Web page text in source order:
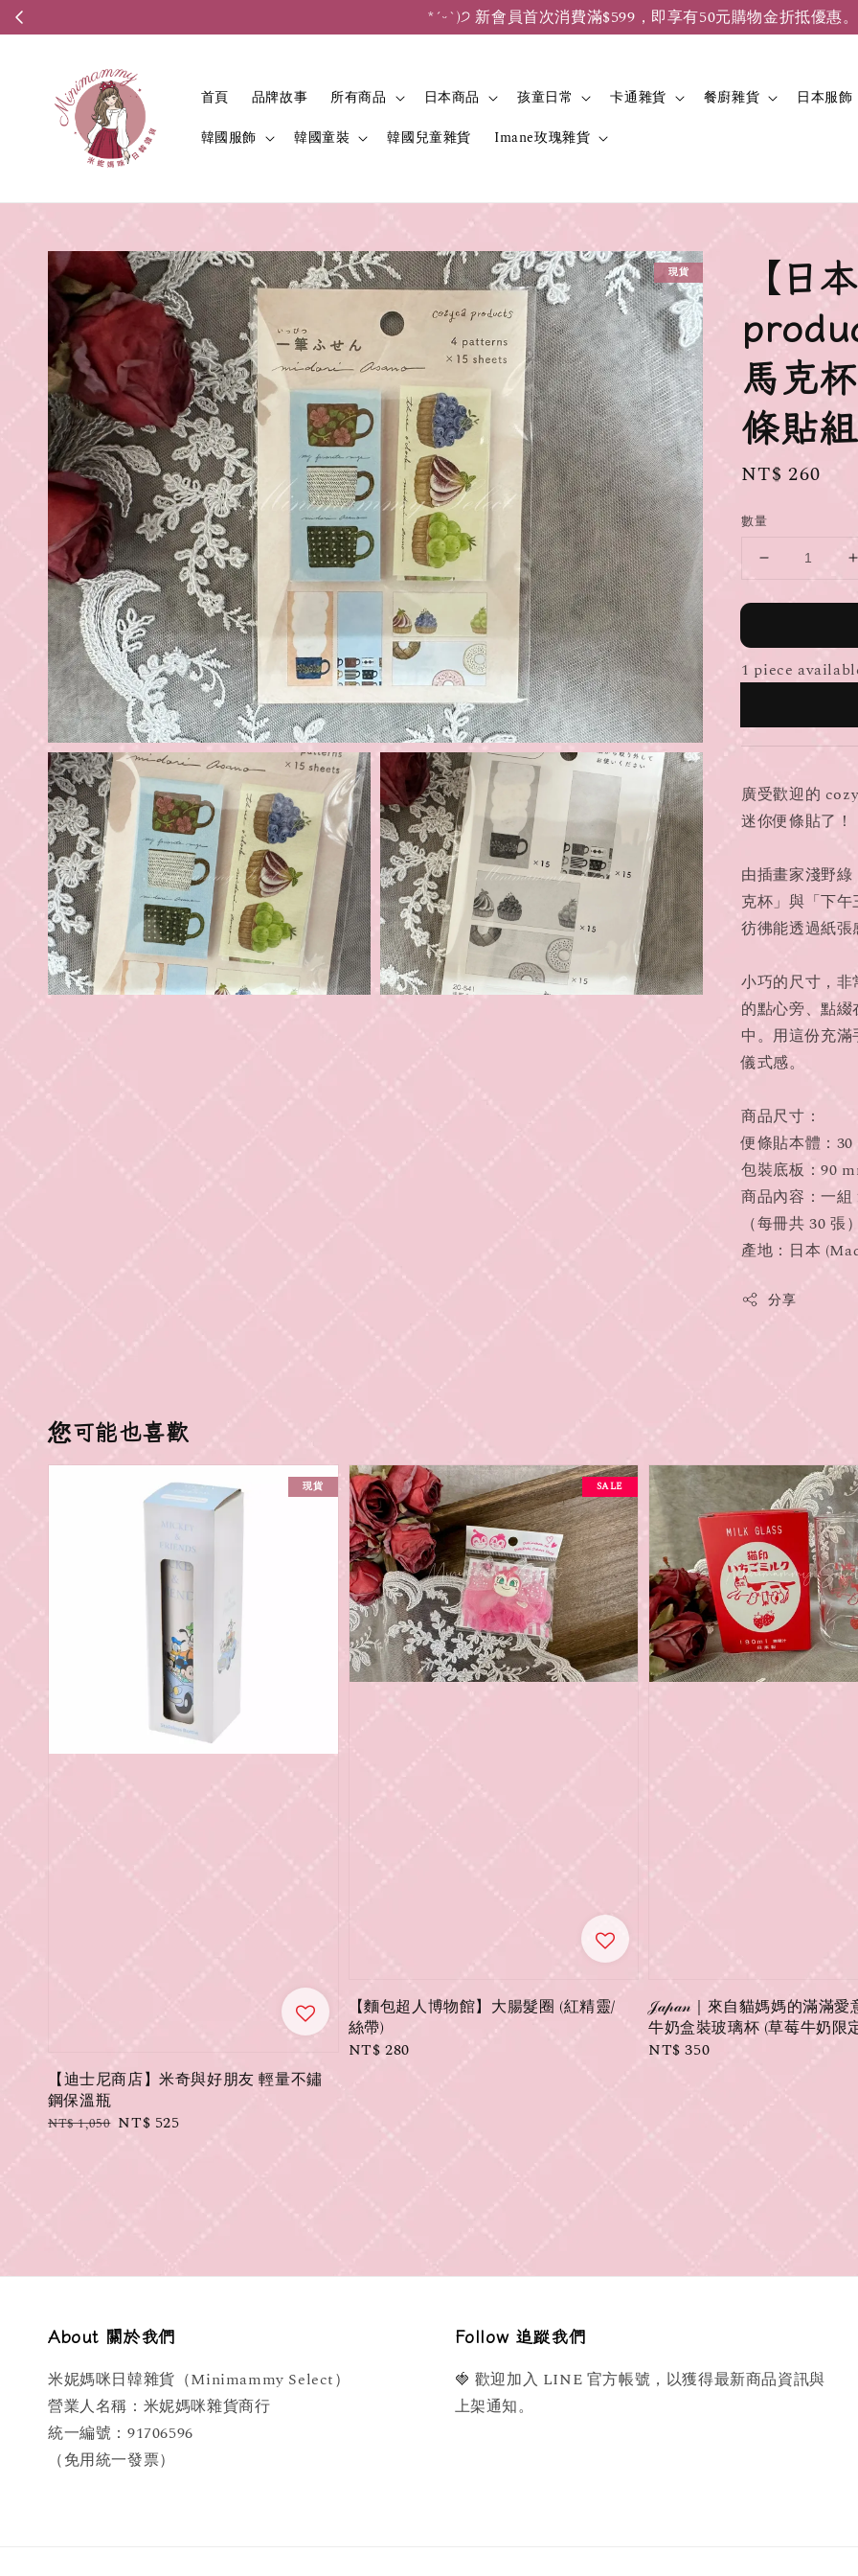
*ˊᵕˋ)੭ 新會員首次消費滿$599，即享有50元購物金折抵優惠。
首頁 品牌故事 所有商品 日本商品 孩童日常 卡通雜貨 餐廚雜貨
日本服飾
韓國服飾
韓國童裝 韓國兒童雜貨 Imane玫瑰雜貨
現貨
【日
馬克
條貼組
Regular
NT$ 260
數量
1 piece
廣受歡迎的
迷你便條貼了！
由插畫家淺野
克杯」與「下
彷彿能透過紙
小巧的尺寸，
的點心旁、點
中。用這份充
儀式感。
商品尺寸：
便條貼本體：
包裝底板：90
商品內容：一
（每冊共 30 張
產地：日本
分享
您可能也喜歡
現貨
【迪士尼商店】米奇與好朋友 輕量不鏽
鋼保溫瓶
Regular
NT$ 1,050 Sale
NT$ 525
SALE
【麵包超人博物館】大腸髮圈 (紅精靈/
絲帶)
Regular
NT$ 280
𝒥𝒶𝓅𝒶𝓃｜來自貓媽媽的滿滿
牛奶盒裝玻璃杯 (草莓牛奶限
Regular
NT$ 350
About 關於我們
米妮媽咪日韓雜貨（Minimammy Select）
營業人名稱：米妮媽咪雜貨商行
統一編號：91706596
（免用統一發票）
Follow 追蹤我們
🍓 歡迎加入 LINE 官方帳號，以獲得最新商品資訊與
上架通知。